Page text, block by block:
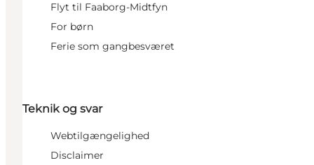
Flyt til Faaborg-Midtfyn
For børn
Ferie som gangbesværet
Teknik og svar
Webtilgængelighed
Disclaimer